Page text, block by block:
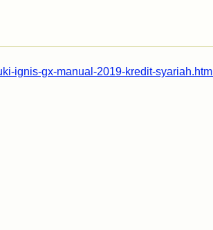
ignis-gx-manual-2019-kredit-syariah.html